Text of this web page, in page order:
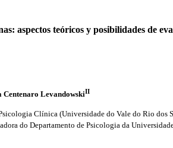
aspectos teóricos y posibilidades de
Centenaro LevandowskiII
Clínica (Universidade do Vale do Rio dos
do Departamento de Psicologia da